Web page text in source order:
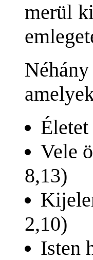
merül
Vele
8,13)
2,10)
Isten